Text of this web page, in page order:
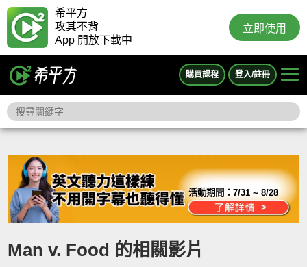
希平方
攻其不背
App 開放下載中
立即使用
購買課程 登入/註冊
活動期間：7/31 ~ 8/28
Man v. Food 的相關影片